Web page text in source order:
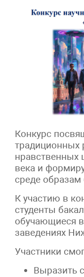
Конкурс
традиционных
нравственных
века и
среде образам
К участию в
студенты
обучающиеся
заведениях
Участники
Выразить